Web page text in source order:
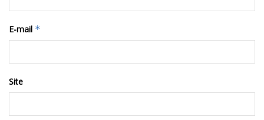
E-mail *
Site